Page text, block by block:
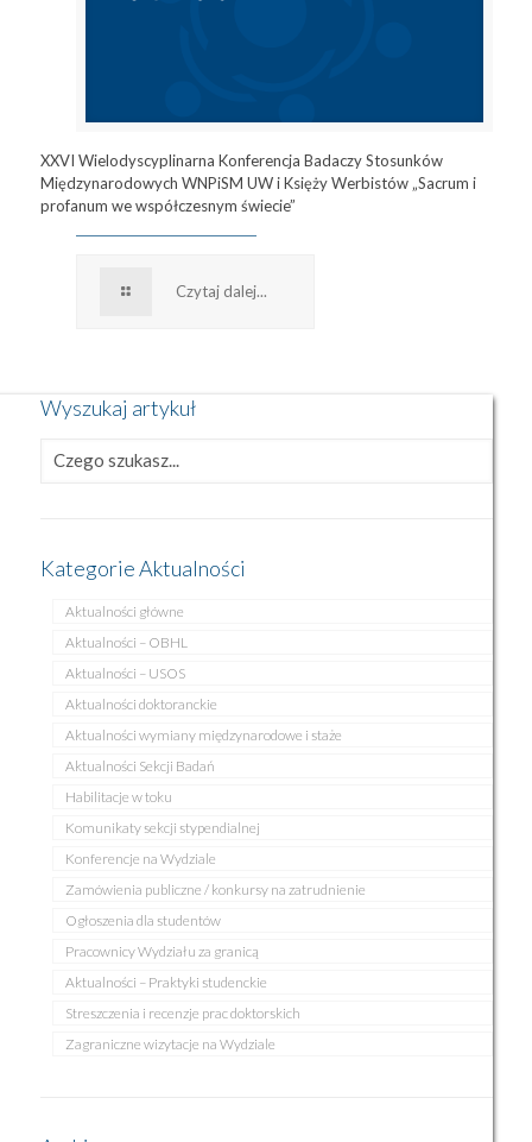
XXVI Wielodyscyplinarna Konferencja Badaczy Stosunków
Międzynarodowych WNPiSM UW i Księży Werbistów „Sacrum i
profanum we współczesnym świecie”
Czytaj dalej...
Wyszukaj artykuł
Kategorie Aktualności
Aktualności główne
Aktualności – OBHL
Aktualności – USOS
Aktualności doktoranckie
Aktualności wymiany międzynarodowe i staże
Aktualności Sekcji Badań
Habilitacje w toku
Komunikaty sekcji stypendialnej
Konferencje na Wydziale
Zamówienia publiczne / konkursy na zatrudnienie
Ogłoszenia dla studentów
Pracownicy Wydziału za granicą
Aktualności – Praktyki studenckie
Streszczenia i recenzje prac doktorskich
Zagraniczne wizytacje na Wydziale